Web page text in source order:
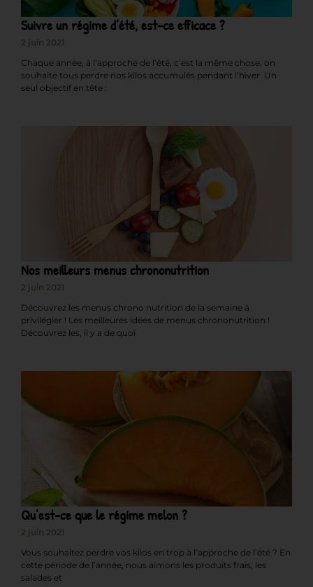
Suivre un régime d’été, est-ce efficace ?
2 juin 2021
Chaque année, à l’approche de l’été, c’est la même chose, on
souhaite tous perdre nos kilos accumulés pendant l’hiver. Un
seul objectif en tête :
Nos meilleurs menus chrononutrition
2 juin 2021
Découvrez les menus chrono nutrition de la semaine à
privilégier ! Les meilleures idées de menus chrononutrition !
Découvrez les, il y a de quoi
Qu’est-ce que le régime melon ?
2 juin 2021
Vous souhaitez perdre vos kilos en trop à l’approche de l’été ? En
cette période de l’année, nous aimons les produits frais, les
salades et